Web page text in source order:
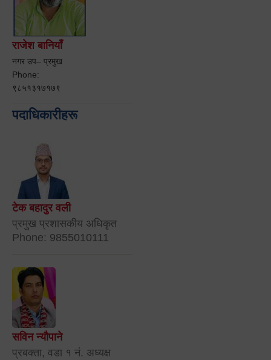
राजेश बानियाँ
नगर उप– प्रमुख
Phone:
९८५१३१७१७९
पदाधिकारीहरू
टेक बहादुर वली
प्रमुख प्रशासकीय अधिकृत
Phone: 9855010111
सविन न्यौपाने
प्रबक्ता, वडा १ नं. अध्यक्ष